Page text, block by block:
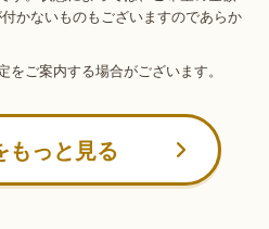
かないものもございますのであらか
ご案内する場合がございます。
もっと見る